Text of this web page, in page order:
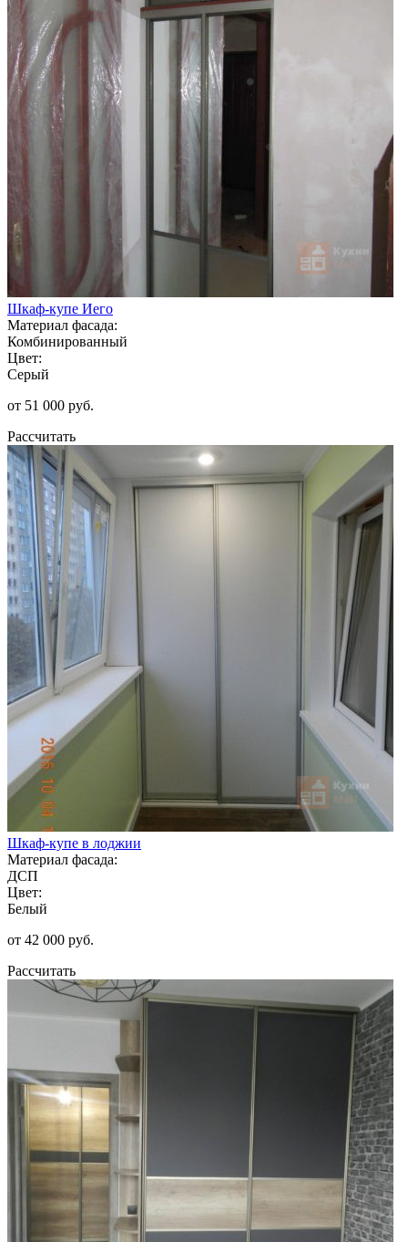
Шкаф-купе Иего
Материал фасада:
Комбинированный
Цвет:
Серый
от 51 000 руб.
Рассчитать
Шкаф-купе в лоджии
Материал фасада:
ДСП
Цвет:
Белый
от 42 000 руб.
Рассчитать